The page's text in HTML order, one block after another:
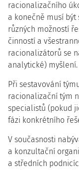
racionalizačního
a konečně musí
různých možností
činností a
racionalizátorů se
analytické) myšlení.
Při sestavování
racionalizační tým
specialistů (pokud
fázi konkrétního
V současnosti
a konzultační
a středních